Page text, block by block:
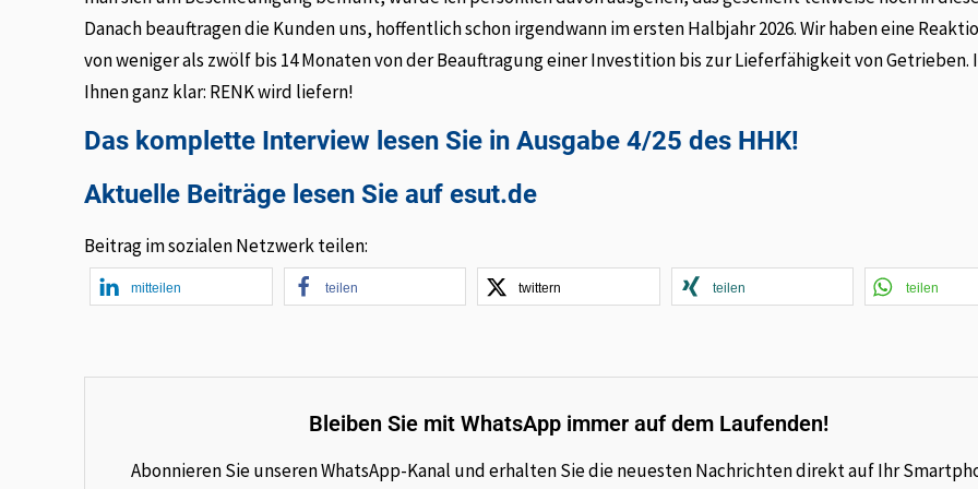
Danach beauftragen die Kunden uns, hoffentlich schon irgendwann im ersten Halbjahr 2026. Wir haben eine
von weniger als zwölf bis 14 Monaten von der Beauftragung einer Investition bis zur Lieferfähigkeit von Getrieben.
Ihnen ganz klar: RENK wird liefern!
Das komplette Interview lesen Sie in Ausgabe 4/25 des HHK!
Aktuelle Beiträge lesen Sie auf esut.de
Beitrag im sozialen Netzwerk teilen:
mitteilen teilen twittern teilen teilen
Bleiben Sie mit WhatsApp immer auf dem Laufenden!
Abonnieren Sie unseren WhatsApp-Kanal und erhalten Sie die neuesten Nachrichten direkt auf Ihr